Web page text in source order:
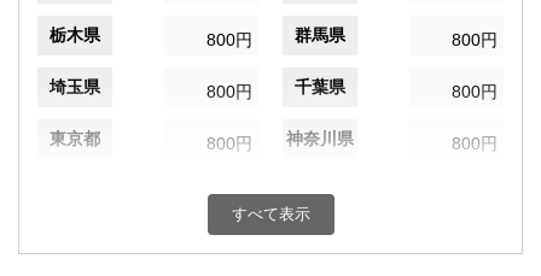
栃木県 800円 群馬県 800円
埼玉県 800円 千葉県 800円
東京都 800円 神奈川県 800円
800円 富山県
すべて表示